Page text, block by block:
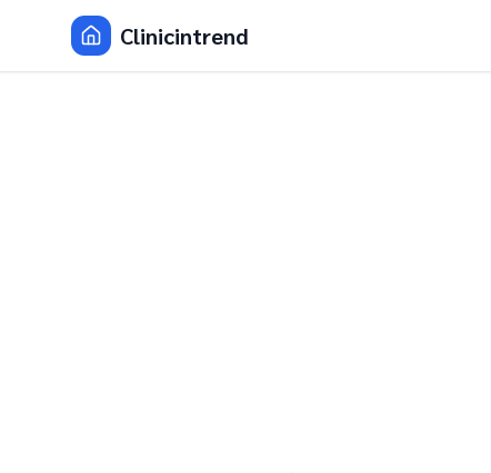
Clinicintrend